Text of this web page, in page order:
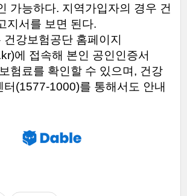
가능하다. 지역가입자의 경우 건
지서를 보면 된다.
건강보험공단 홈페이지
에 접속해 본인 공인인증서
보험료를 확인할 수 있으며 , 건강
터 (1577-1000)를 통해서도 안내